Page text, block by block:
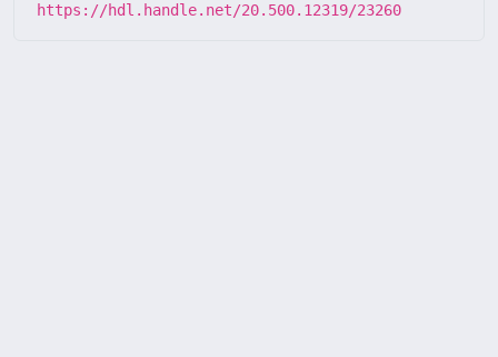
https://hdl.handle.net/20.500.12319/23260